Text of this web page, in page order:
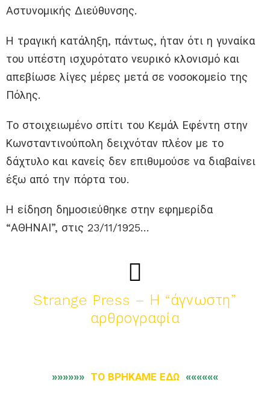
Αστυνομικής Διεύθυνσης.
Η τραγική κατάληξη, πάντως, ήταν ότι η γυναίκα
του υπέστη ισχυρότατο νευρικό κλονισμό και
απεβίωσε λίγες μέρες μετά σε νοσοκομείο της
Πόλης.
Το στοιχειωμένο σπίτι του Κεμάλ Εφέντη στην
Κωνσταντινούπολη δειχνόταν πλέον με το
δάχτυλο και κανείς δεν επιθυμούσε να διαβαίνει
έξω από την πόρτα του.
Η είδηση δημοσιεύθηκε στην εφημερίδα
“ΑΘΗΝΑΙ”, στις 23/11/1925…
Strange Press – Η “άγνωστη”
αρθρογραφία
»»»»»» ΤΟ ΒΡΗΚΑΜΕ ΕΔΩ ««««««